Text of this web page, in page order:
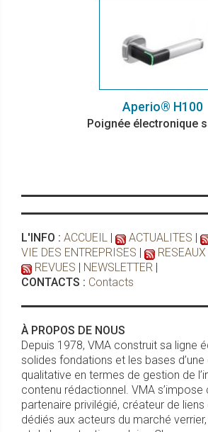
Aperio® H100
Poignée électronique
L'INFO : ACCUEIL | ACTUALITES |
VIE DES ENTREPRISES | RESEAUX
REVUES | NEWSLETTER |
CONTACTS : Contacts
À PROPOS DE NOUS
Depuis 1978, VMA construit sa ligne
solides fondations et les bases
qualitative en termes de gestion de
contenu rédactionnel. VMA s’impose
partenaire privilégié, créateur de
dédiés aux acteurs du marché